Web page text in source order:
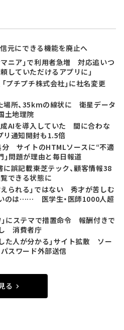
元にできる機能を廃止へ
ニア」で利用者急増 対応追いつ
していただけるアプリに」
「プチプチ株式会社」に社名変更
場所、35kmの線状に 衛星データ
土地理院
成AIを導入していた 間に合わな
通知開封も1.5倍
分 サイトのHTMLソースに“不適
問題が理由と毎日報道
誤記載――東芝テック、顧客情報38
できる状態に
えられる」ではない 秀才が苦しむ
いのは…… 医学生・医師1000人超
」にステマで措置命令 報酬付きで
消費者庁
た人が分かる」サイト拡散 ソー
スワード外部送信
る